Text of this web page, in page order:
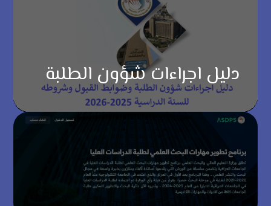
دليل اجراءات شؤون الطلبة